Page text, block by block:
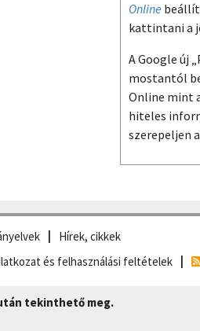
Online
kattintani a
A Google új
mostantól
Online mint
hiteles
szerepeljen
Hírek, cikkek
és felhasználási feltételek
tekinthető meg.